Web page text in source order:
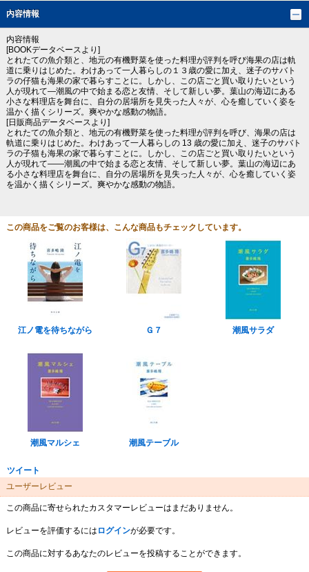
内容情報
内容情報
[BOOKデータベースより]
とれたての魚介類と、地元の有機野菜を使った料理が評判を呼び海果の店は軌
道に乗りはじめた。わけあって一人暮らしの１３歳の愛に加え、迷子のサバト
ラの仔猫も海果の家で暮らすことに。しかし、この店ごと買い取りたいという
人が現れて―潮風の中で始まる恋と友情、そして新しい夢。葉山の海辺にある
小さな料理店を舞台に、自分の居場所を見失った人々が、心を癒していく姿を
温かく描くシリーズ。爽やかな感動の物語。
[日販商品データベースより]
とれたての魚介類と、地元の有機野菜を使った料理が評判を呼び、海果の店は
軌道に乗りはじめた。わけあって一人暮らしの 13 歳の愛に加え、迷子のサバト
ラの子猫も海果の家で暮らすことに。しかし、この店ごと買い取りたいという
人が現れて――潮風の中で始まる恋と友情、そして新しい夢。葉山の海辺にあ
る小さな料理店を舞台に、自分の居場所を見失った人々が、心を癒していく姿
を温かく描くシリーズ。爽やかな感動の物語。
この商品をご覧のお客様は、こんな商品もチェックしています。
江ノ電を待ちながら Ｇ７ 潮風サラダ
潮風マルシェ 潮風テーブル
ツイート
ユーザーレビュー
この商品に寄せられたカスタマーレビューはまだありません。
レビューを評価するには ログインが必要です。
この商品に対するあなたのレビューを投稿することができます。